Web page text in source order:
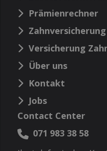
Prämienrechner
Zahnversicherung
Versicherung
Über uns
Kontakt
Jobs
Contact Center
071 983 38 58